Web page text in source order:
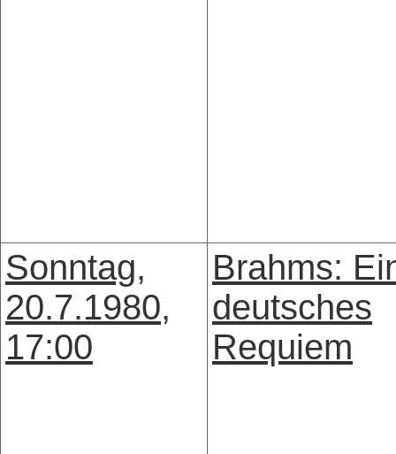
Sonntag,
20.7.1980,
17:00
Brahms:
deutsches
Requiem